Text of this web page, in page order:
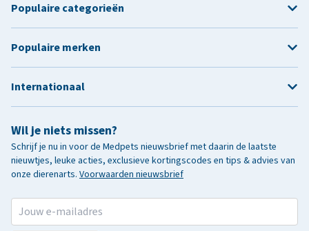
Wil je niets missen?
Schrijf je nu in voor de Medpets nieuwsbrief met daarin de laatste
nieuwtjes, leuke acties, exclusieve kortingscodes en tips & advies van
onze dierenarts. Voorwaarden nieuwsbrief
Populaire categorieën
Populaire merken
Internationaal